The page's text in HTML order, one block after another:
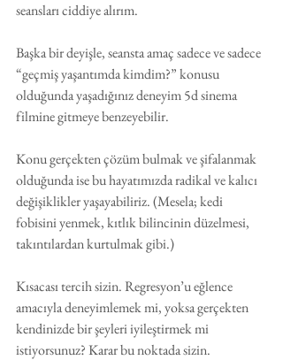
seansları ciddiye alırım.
Başka bir deyişle, seansta amaç sadece ve sadece
“geçmiş yaşantımda kimdim?” konusu
olduğunda yaşadığınız deneyim 5d sinema
filmine gitmeye benzeyebilir.
Konu gerçekten çözüm bulmak ve şifalanmak
olduğunda ise bu hayatımızda radikal ve kalıcı
değişiklikler yaşayabiliriz. (Mesela; kedi
fobisini yenmek, kıtlık bilincinin düzelmesi,
takıntılardan kurtulmak gibi.)
Kısacası tercih sizin. Regresyon’u eğlence
amacıyla deneyimlemek mi, yoksa gerçekten
kendinizde bir şeyleri iyileştirmek mi
istiyorsunuz? Karar bu noktada sizin.